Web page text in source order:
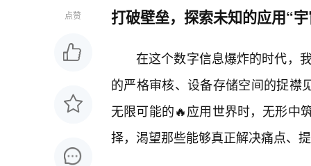
点赞 打破壁垒，探索未知的应用“
在这个数字信息爆炸的时代，
的严格审核、设备存储空间的捉襟
无限可能的🔥应用世界时，无形中
择，渴望那些能够真正解决痛点、